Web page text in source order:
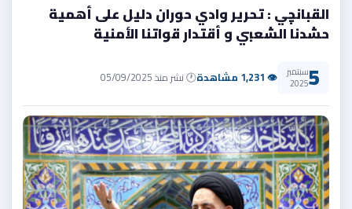
القبانچي : تحرير وادي حوران دليل على أهمية
حشدنا الشعبي و أقتدار قواتنا الأمنية
5سبتمبر
2025 👁 1,231 مشاهدة 🕐 نشر منذ 05/09/2025